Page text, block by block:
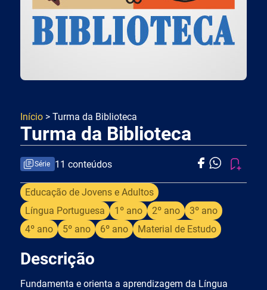
Início > Turma da Biblioteca
Turma da Biblioteca
Série 11 conteúdos
Educação de Jovens e Adultos
Língua Portuguesa
1º ano 2º ano
3º ano
4º ano
5º ano 6º ano Material de Estudo
Descrição
Fundamenta e orienta a aprendizagem da Língua